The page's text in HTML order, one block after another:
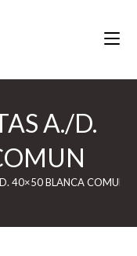
A./D.
40×50 BLANCA COMUN